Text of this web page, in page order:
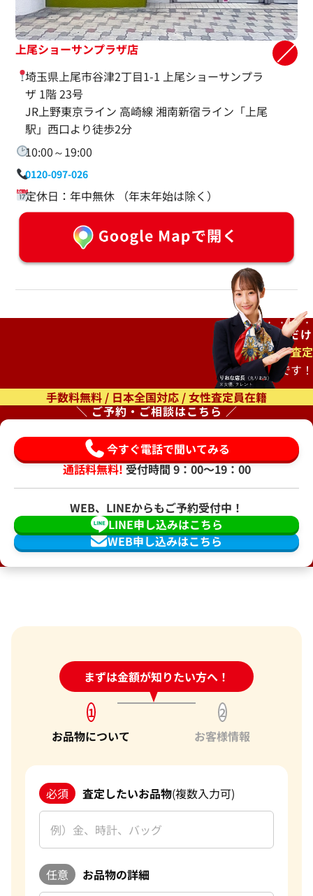
上尾ショーサンプラザ店
埼玉県上尾市谷津2丁目1-1 上尾ショーサンプラ
ザ 1階 23号
JR上野東京ライン 高崎線 湘南新宿ライン「上尾
駅」西口より徒歩2分
10:00～19:00
0120-097-026
定休日：年中無休 （年末年始は除く）
ご自宅で待つだけ
出張査定
もオススメです！
手数料無料 / 日本全国対応 / 女性査定員在籍
＼ ご予約・ご相談はこちら ／
今すぐ電話で聞いてみる
通話料無料! 受付時間 9：00〜19：00
WEB、LINEからもご予約受付中！
WEB申し込みはこちら
LINE申し込みはこちら
まずは金額が知りたい方へ！
24時間受付中!問い合わせフォーム
1
お品物について
2
お客様情報
必須 査定したいお品物(複数入力可)
任意 お品物の詳細